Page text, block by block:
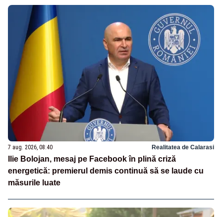
7 aug. 2026, 08:40 Realitatea de Calarasi
Ilie Bolojan, mesaj pe Facebook în plină criză
energetică: premierul demis continuă să se laude cu
măsurile luate